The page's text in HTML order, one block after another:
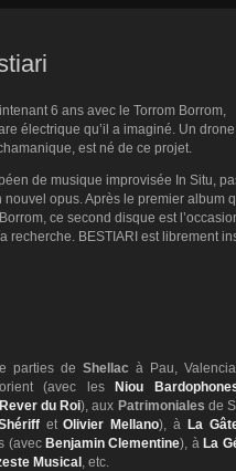
6 ans avec le Torrom Borrom,
électrique qu’il a imaginé. Un
est né de ce projet.
de musique improvisée In Situ,
opus. Après le premier album
ce second disque est
recherche. BESTIARI est librement
parties de Shellac à Pau,
(avec les Niou
du Roi), aux Patrimoniales de
etOlivier Mellano), à La
(avec Benjamin Clementine), à La
Musical , etc.